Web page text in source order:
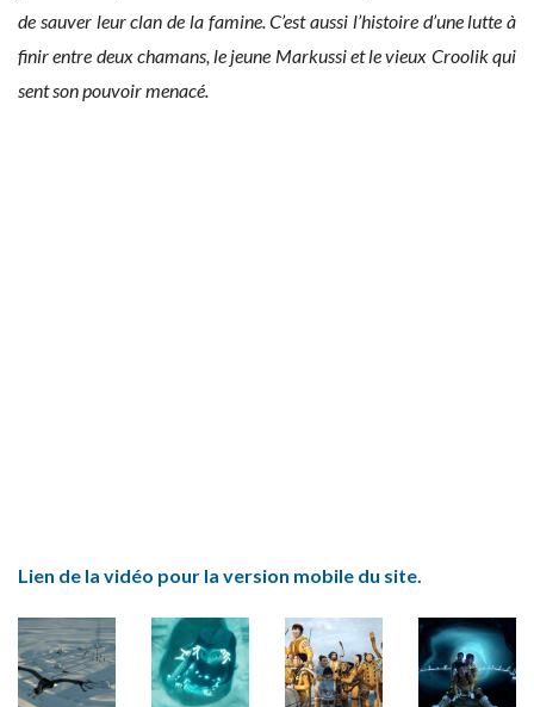
de sauver leur clan de la famine. C’est aussi l’histoire d’une lutte à
finir entre deux chamans, le jeune Markussi et le vieux Croolik qui
sent son pouvoir menacé.
Lien de la vidéo pour la version mobile du site.